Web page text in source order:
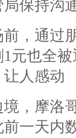
保持沟
，通过
元也全
人感动
，摩洛
一天内